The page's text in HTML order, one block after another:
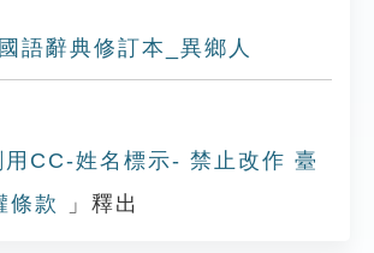
語辭典修訂本_異鄉人
用CC-姓名標示- 禁止改作 臺
條款
」釋出